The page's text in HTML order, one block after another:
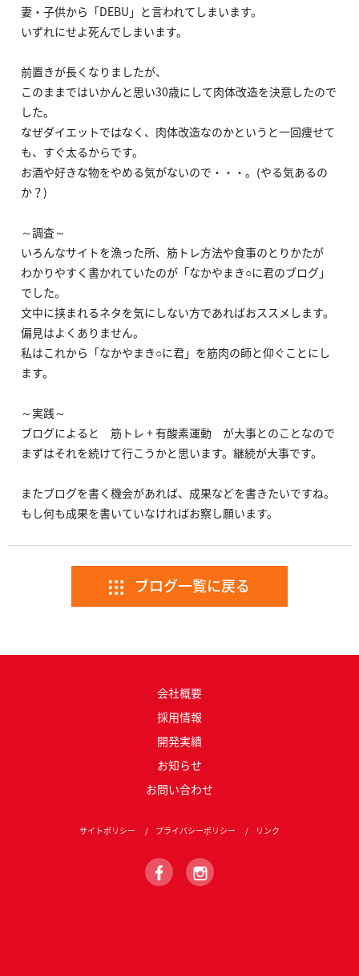
妻・子供から「DEBU」と言われてしまいます。
いずれにせよ死んでしまいます。
前置きが長くなりましたが、
このままではいかんと思い30歳にして肉体改造を決意したので
した。
なぜダイエットではなく、肉体改造なのかというと一回痩せて
も、すぐ太るからです。
お酒や好きな物をやめる気がないので・・・。(やる気あるの
か？)
～調査～
いろんなサイトを漁った所、筋トレ方法や食事のとりかたが
わかりやすく書かれていたのが「なかやまき○に君のブログ」
でした。
文中に挟まれるネタを気にしない方であればおススメします。
偏見はよくありません。
私はこれから「なかやまき○に君」を筋肉の師と仰ぐことにし
ます。
～実践～
ブログによると 筋トレ + 有酸素運動 が大事とのことなので
まずはそれを続けて行こうかと思います。継続が大事です。
またブログを書く機会があれば、成果などを書きたいですね。
もし何も成果を書いていなければお察し願います。
ブログ一覧に戻る
会社概要
採用情報
開発実績
お知らせ
お問い合わせ
サイトポリシー プライバシーポリシー リンク